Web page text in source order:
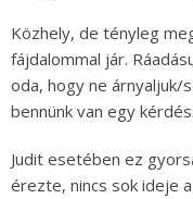
Közhely, de tényleg
fájdalommal jár.
oda, hogy ne árnyaljuk/
bennünk van egy
Judit esetében ez
érezte, nincs sok ideje